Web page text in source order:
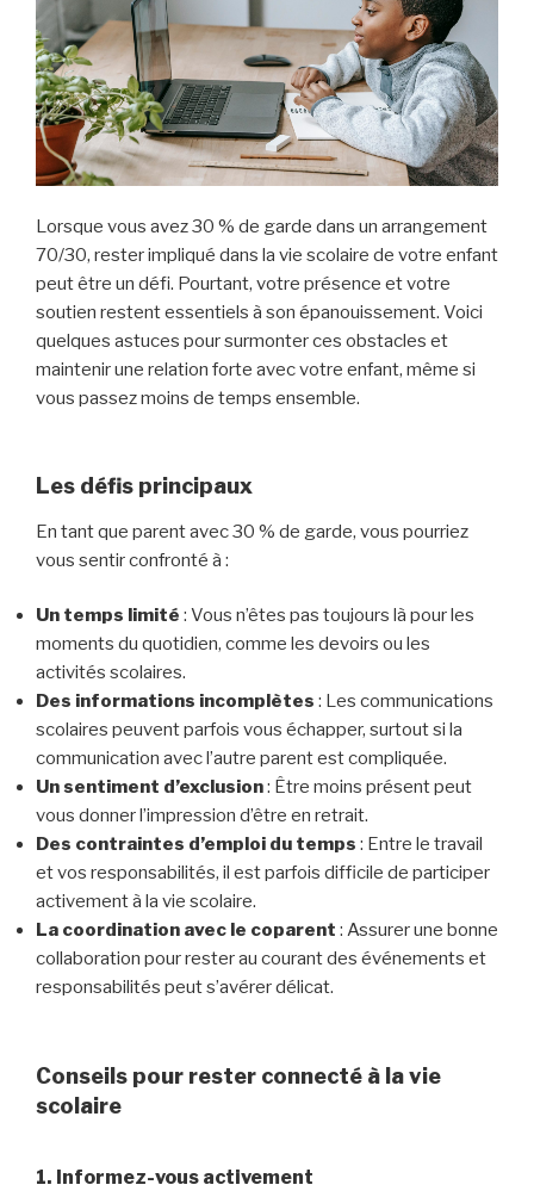
Lorsque vous avez 30 % de garde dans un arrangement
70/30, rester impliqué dans la vie scolaire de votre enfant
peut être un défi. Pourtant, votre présence et votre
soutien restent essentiels à son épanouissement. Voici
quelques astuces pour surmonter ces obstacles et
maintenir une relation forte avec votre enfant, même si
vous passez moins de temps ensemble.
Les défis principaux
En tant que parent avec 30 % de garde, vous pourriez
vous sentir confronté à :
Un temps limité : Vous n’êtes pas toujours là pour les
moments du quotidien, comme les devoirs ou les
activités scolaires.
Des informations incomplètes : Les communications
scolaires peuvent parfois vous échapper, surtout si la
communication avec l’autre parent est compliquée.
Un sentiment d’exclusion: Être moins présent peut
vous donner l’impression d’être en retrait.
Des contraintes d’emploi du temps : Entre le travail
et vos responsabilités, il est parfois difficile de participer
activement à la vie scolaire.
La coordination avec le coparent : Assurer une bonne
collaboration pour rester au courant des événements et
responsabilités peut s’avérer délicat.
Conseils pour rester connecté à la vie
scolaire
1. Informez-vous activement